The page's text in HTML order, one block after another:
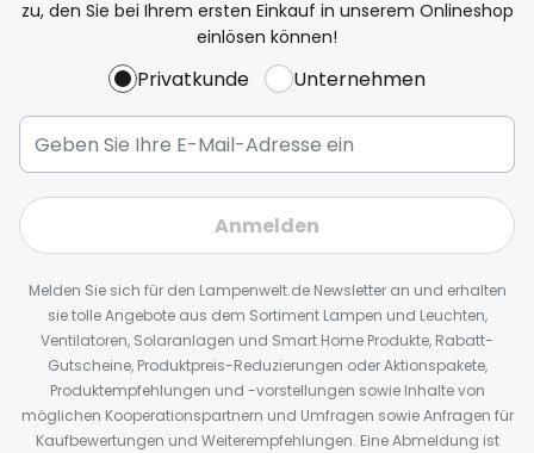
zu, den Sie bei Ihrem ersten Einkauf in unserem Onlineshop
einlösen können!
Privatkunde Unternehmen
Anmelden
Melden Sie sich für den Lampenwelt.de Newsletter an und erhalten
sie tolle Angebote aus dem Sortiment Lampen und Leuchten,
Ventilatoren, Solaranlagen und Smart Home Produkte, Rabatt-
Gutscheine, Produktpreis-Reduzierungen oder Aktionspakete,
Produktempfehlungen und -vorstellungen sowie Inhalte von
möglichen Kooperationspartnern und Umfragen sowie Anfragen für
Kaufbewertungen und Weiterempfehlungen. Eine Abmeldung ist